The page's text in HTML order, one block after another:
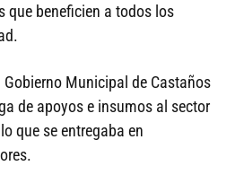
que beneficien a todos los
Municipal de Castaños
de apoyos e insumos al sector
que se entregaba en